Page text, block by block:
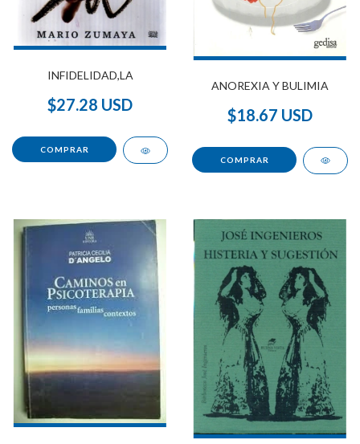
INFIDELIDAD,LA
$27.28 USD
ANOREXIA Y BULIMIA
$18.67 USD